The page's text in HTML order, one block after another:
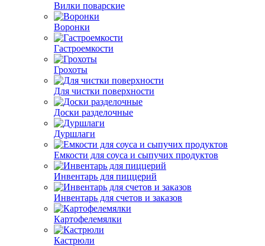
Вилки поварские
Воронки
Гастроемкости
Грохоты
Для чистки поверхности
Доски разделочные
Дуршлаги
Емкости для соуса и сыпучих продуктов
Инвентарь для пиццерий
Инвентарь для счетов и заказов
Картофелемялки
Кастрюли